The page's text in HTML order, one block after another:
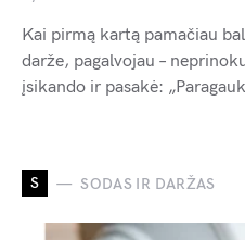
Kai pirmą kartą pamačiau
darže, pagalvojau –
įsikando ir pasakė:
S SODAS IR DARŽAS